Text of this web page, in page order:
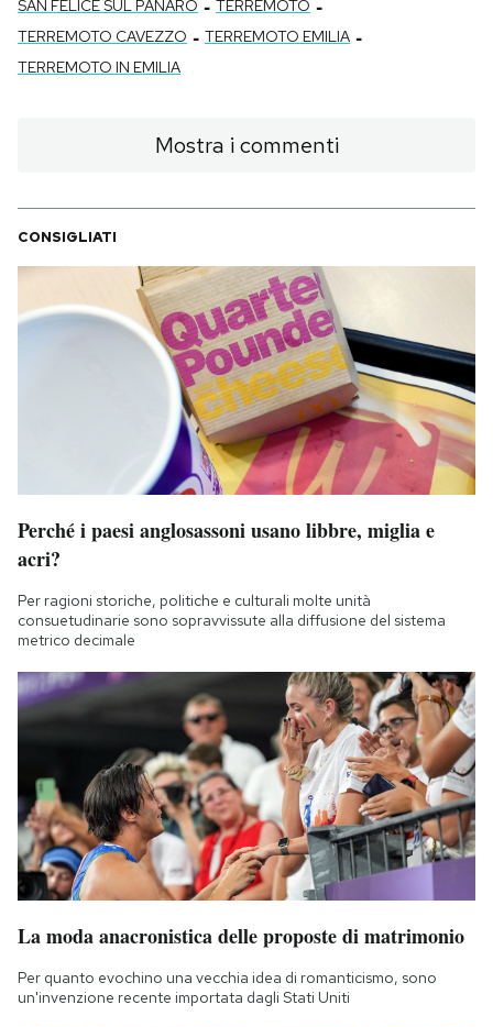
SAN FELICE SUL PANARO TERREMOTO
TERREMOTO CAVEZZO - TERREMOTO EMILIA -
TERREMOTO IN EMILIA
Mostra i commenti
CONSIGLIATI
Perché i paesi anglosassoni usano libbre, miglia e
acri?
Per ragioni storiche, politiche e culturali molte unità
consuetudinarie sono sopravvissute alla diffusione del sistema
metrico decimale
La moda anacronistica delle proposte di matrimonio
Per quanto evochino una vecchia idea di romanticismo, sono
un'invenzione recente importata dagli Stati Uniti